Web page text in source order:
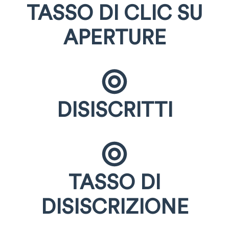
TASSO DI CLIC SU
APERTURE
DISISCRITTI
TASSO DI
DISISCRIZIONE